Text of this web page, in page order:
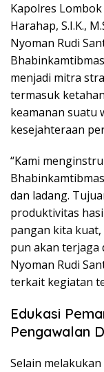
Kapolres Lombok
Harahap, S.I.K.,
Nyoman Rudi
menjadi mitra
termasuk
keamanan suatu
kesejahteraan
“Kami
dan ladang.
produktivitas
pangan kita
pun akan terjaga
Nyoman Rudi
terkait kegiatan
Edukasi
Pengawalan
Selain